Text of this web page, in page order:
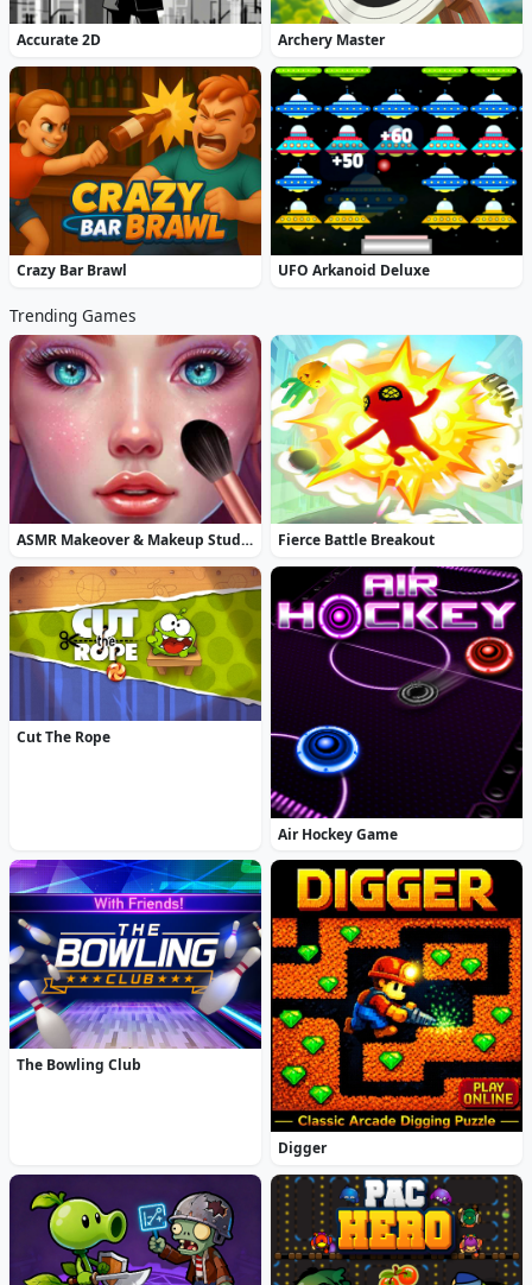
Accurate 2D Archery Master
Crazy Bar Brawl UFO Arkanoid Deluxe
Trending Games
ASMR Makeover & Makeup Studio Fierce Battle Breakout
Cut The Rope
Air Hockey Game
The Bowling Club
Digger